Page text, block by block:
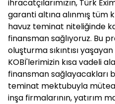
ihracatçılarımızın, Türk
garanti altına alınmış tüm
havuz teminat niteliğinde
finansman sağlıyoruz. Bu
oluşturma sıkıntısı
KOBİ'lerimizin kısa vadeli
finansman sağlayacakları
teminat mektubuyla
inşa firmalarının, yatırım